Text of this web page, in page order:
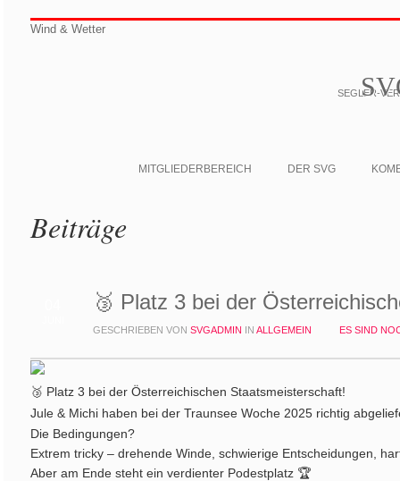
Wind & Wetter
SEGLER-
MITGLIEDERBEREICH DER SVG
Beiträge
🥉 Platz 3 bei der
GESCHRIEBEN VON SVGADMIN IN ALLGEMEIN ES SIND
🥉 Platz 3 bei der Österreichischen Staatsmeisterschaft!
Jule & Michi haben bei der Traunsee Woche 2025 richtig
Die Bedingungen?
Extrem tricky – drehende Winde, schwierige Entscheidungen,
Aber am Ende steht ein verdienter Podestplatz 🏆